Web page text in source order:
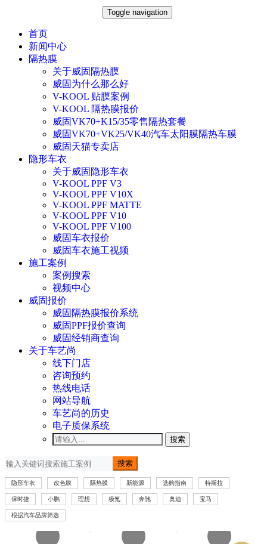
Toggle navigation
首页
新闻中心
隔热膜
关于威固隔热膜
威固为什么那么好
V-KOOL 贴膜案例
V-KOOL 隔热膜报价
威固VK70+K15/35零售隔热套餐
威固VK70+VK25/VK40汽车太阳膜隔热车膜
威固天猫专卖店
隐形车衣
关于威固隐形车衣
V-KOOL PPF V3
V-KOOL PPF V10X
V-KOOL PPF MATTE
V-KOOL PPF V10
V-KOOL PPF V100
威固车衣报价
威固车衣施工视频
施工案例
案例搜索
视频中心
威固报价
威固隔热膜报价系统
威固PPF报价查询
威固经销商查询
关于车艺尚
线下门店
咨询预约
热线电话
网站导航
车艺尚的历史
电子质保系统
搜索
搜索
隐形车衣 改色膜 隔热膜 新能源 选购指南 特斯拉
保时捷 小鹏 理想 极氪 奔驰 奥迪 宝马
根据汽车品牌筛选